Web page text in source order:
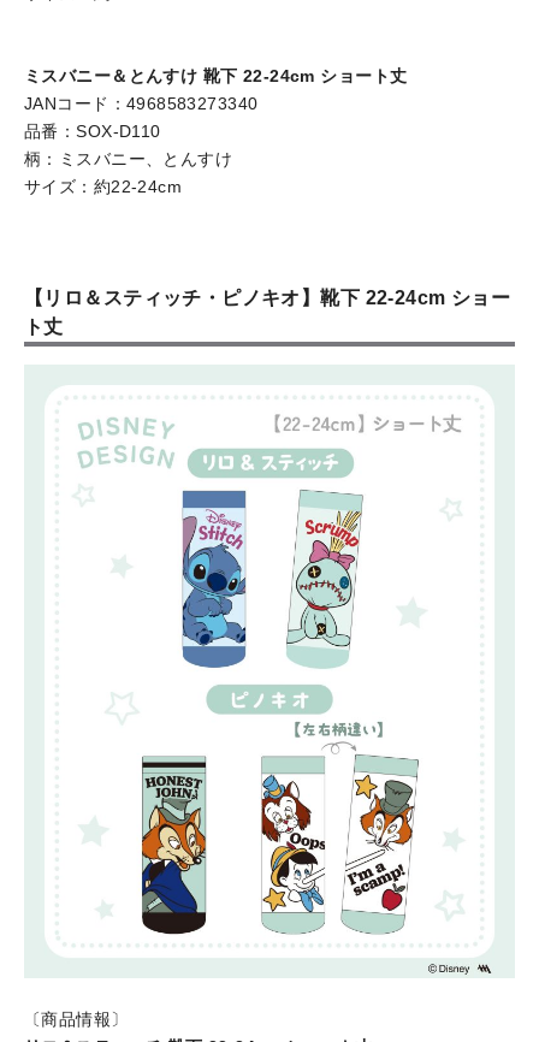
ミスバニー＆とんすけ 靴下 22-24cm ショート丈
JANコード：4968583273340
品番：SOX-D110
柄：ミスバニー、とんすけ
サイズ：約22-24cm
【リロ＆スティッチ・ピノキオ】靴下 22-24cm ショー
ト丈
〔商品情報〕